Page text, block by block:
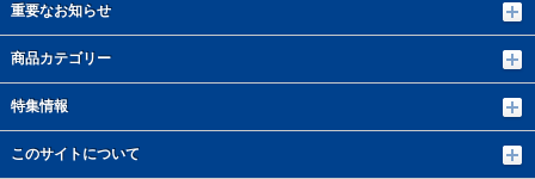
重要なお知らせ
商品カテゴリー
特集情報
このサイトについて